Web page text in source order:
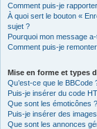
Comment puis-je
À quoi sert le bouton «
sujet ?
Pourquoi mon message
Comment puis-je
Mise en forme et types
Qu’est-ce que le BBCode
Puis-je insérer du code
Que sont les émoticônes ?
Puis-je insérer des
Que sont les annonces